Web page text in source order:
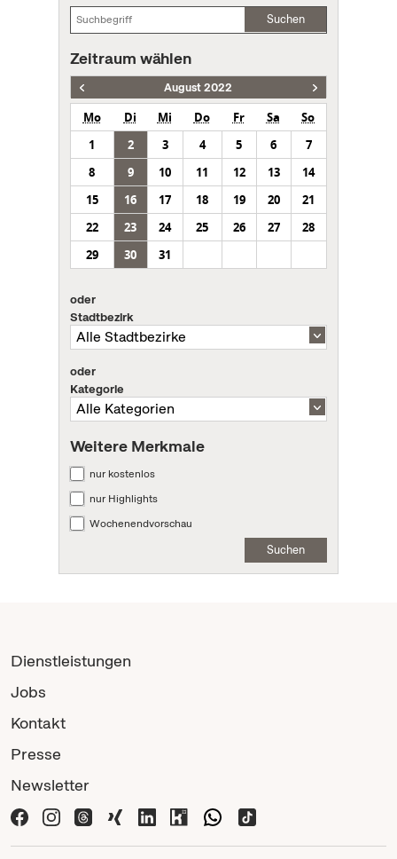
Suchen
Zeitraum wählen
August 2022
Mo Di Mi Do Fr Sa
So
1
2 3 4 5 6
7
8
9 10 11 12 13
14
15
16 17 18 19 20
21
22
23 24 25 26 27
28
29
30 31
oder
Stadtbezirk
oder
Kategorie
Weitere Merkmale
nur kostenlos
nur Highlights
Wochenendvorschau
Suchen
Dienstleistungen
Jobs
Kontakt
Presse
Newsletter